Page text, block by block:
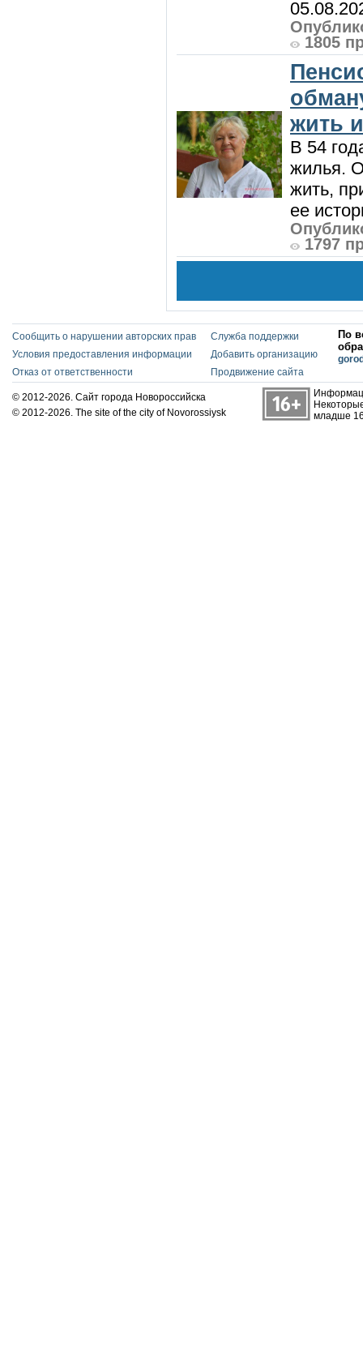
1805
жить
В 54
жилья.
жить,
ее
1797
Сообщить о нарушении авторских прав
Условия предоставления информации
Отказ от ответственности
Служба поддержки
Добавить организацию
Продвижение сайта
По
© 2012-2026. Сайт города Новороссийска
© 2012-2026. The site of the city of Novorossiysk
младше